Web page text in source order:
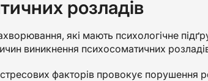
розладів
які мають психологічне
виникнення психосоматичних
факторів провокує порушення